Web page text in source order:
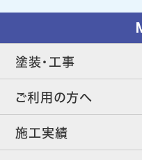
塗装・工事
ご利用の方へ
施工実績